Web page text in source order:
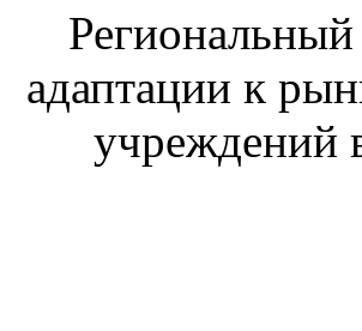
адаптации к
учреждений